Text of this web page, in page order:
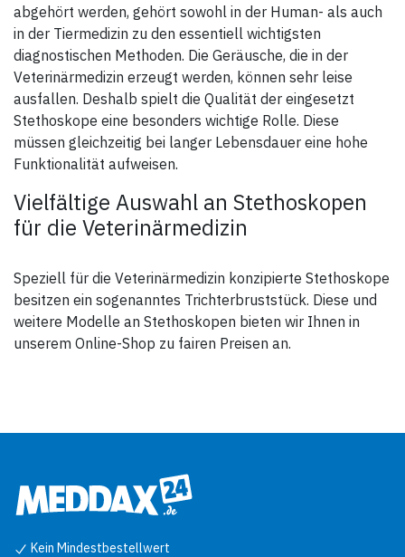
abgehört werden, gehört sowohl in der Human- als auch
in der Tiermedizin zu den essentiell wichtigsten
diagnostischen Methoden. Die Geräusche, die in der
Veterinärmedizin erzeugt werden, können sehr leise
ausfallen. Deshalb spielt die Qualität der eingesetzt
Stethoskope eine besonders wichtige Rolle. Diese
müssen gleichzeitig bei langer Lebensdauer eine hohe
Funktionalität aufweisen.
Vielfältige Auswahl an Stethoskopen
für die Veterinärmedizin
Speziell für die Veterinärmedizin konzipierte Stethoskope
besitzen ein sogenanntes Trichterbruststück. Diese und
weitere Modelle an Stethoskopen bieten wir Ihnen in
unserem Online-Shop zu fairen Preisen an.
Kein Mindestbestellwert